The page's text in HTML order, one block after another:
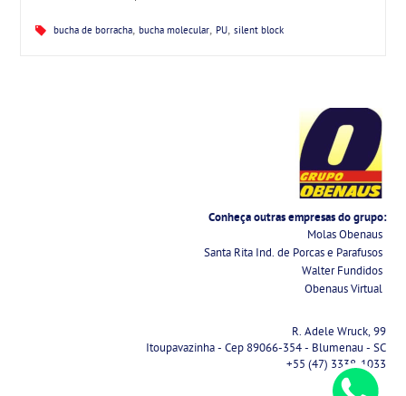
bucha de borracha,bucha molecular, PU,silent block
Conheça outras empresas do grupo:
Molas Obenaus
Santa Rita Ind. de Porcas e Parafusos
Walter Fundidos
Obenaus Virtual
R. Adele Wruck, 99
Itoupavazinha - Cep 89066-354 - Blumenau - SC
+55 (47) 3338-1033